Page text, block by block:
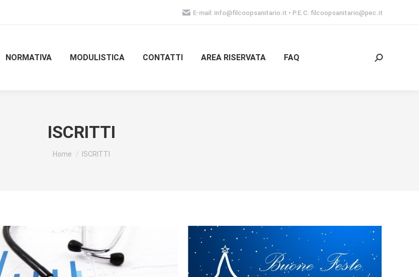
E-mail: info@filcoopsanitario.it • P.E.C: filcoopsanitario@pec.it
NORMATIVA MODULISTICA CONTATTI AREA RISERVATA FAQ Cerca:
ISCRITTI
Tu sei qui:
Home ISCRITTI